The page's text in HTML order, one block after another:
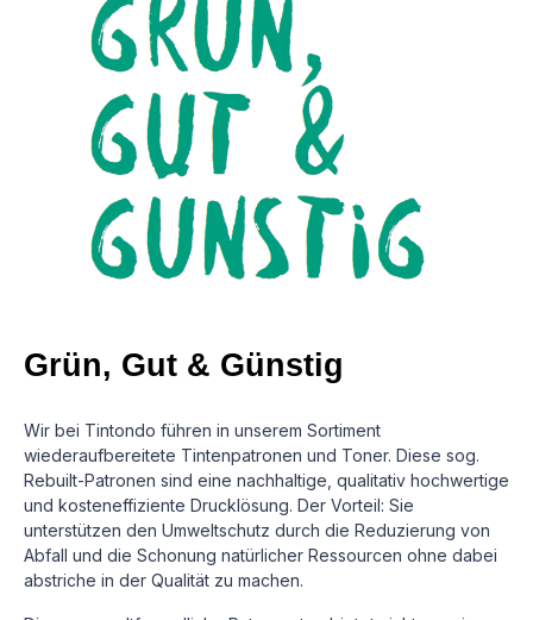
Grün, Gut & Günstig
Wir bei Tintondo führen in unserem Sortiment
wiederaufbereitete Tintenpatronen und Toner. Diese sog.
Rebuilt-Patronen sind eine nachhaltige, qualitativ hochwertige
und kosteneffiziente Drucklösung. Der Vorteil: Sie
unterstützen den Umweltschutz durch die Reduzierung von
Abfall und die Schonung natürlicher Ressourcen ohne dabei
abstriche in der Qualität zu machen.